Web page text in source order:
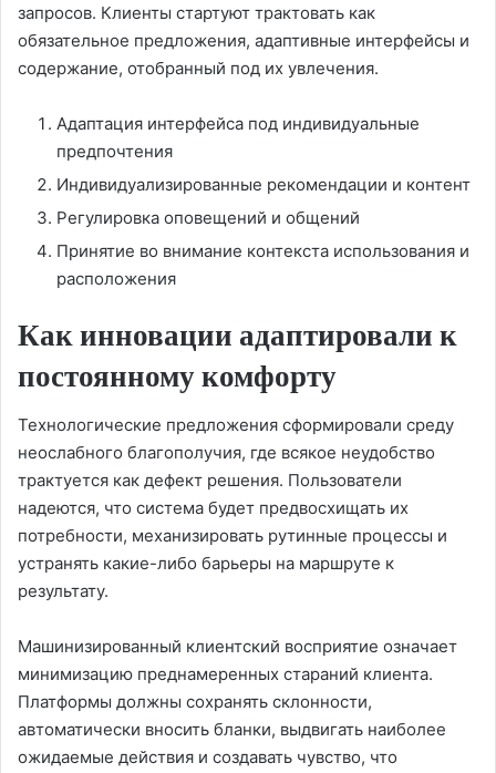
запросов. Клиенты стартуют трактовать как
обязательное предложения, адаптивные интерфейсы и
содержание, отобранный под их увлечения.
Адаптация интерфейса под индивидуальные
предпочтения
Индивидуализированные рекомендации и контент
Регулировка оповещений и общений
Принятие во внимание контекста использования и
расположения
Как инновации адаптировали к
постоянному комфорту
Технологические предложения сформировали среду
неослабного благополучия, где всякое неудобство
трактуется как дефект решения. Пользователи
надеются, что система будет предвосхищать их
потребности, механизировать рутинные процессы и
устранять какие-либо барьеры на маршруте к
результату.
Машинизированный клиентский восприятие означает
минимизацию преднамеренных стараний клиента.
Платформы должны сохранять склонности,
автоматически вносить бланки, выдвигать наиболее
ожидаемые действия и создавать чувство, что